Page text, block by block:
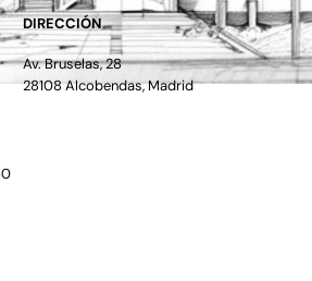
DIRECCIÓN
Av. Bruselas, 28
28108 Alcobendas, Madrid